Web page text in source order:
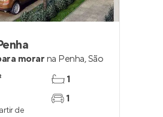
morar na Penha,São
1
1
de